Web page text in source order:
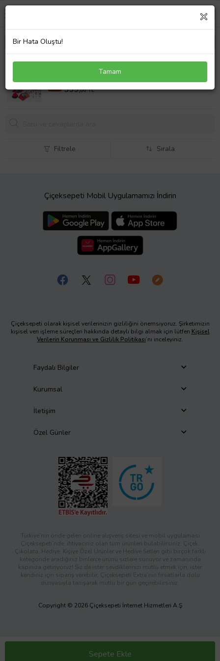
Dedektif Akıl Zeka Oyunu Dikkat Görsel Algı
Refleks Geliştirme
%13 459,00 TL
399,00 TL
Sepete Ekle
Filtrele Sırala
Çiçeksepeti Mobil Uygulamamızı İndirin
Çiçeksepeti olarak kişisel verilerinizin gizliliğini önemsiyoruz. Şirketimizin
kişisel veri işleme süreçleri hakkında detaylı bilgi almak için lütfen Kişisel
Verilerin Korunması ve Gizlilik Politikası’nı inceleyiniz.
Faydalı Bilgiler
Kurumsal
İletişim
Özel Günler
Türkiye’nin önde gelen online alışveriş sitesi ve mobil uygulaması
Çiçeksepeti’nde, ihtiyacınız olan tüm ürünleri bulabilirsiniz. Çiçek,
Çikolata, Hediye, Kişiye Özel Ürünler ve Hediye Setleri gibi birçok farklı
kategoride aradığınız binlerce ürünü sizlere sunuyor ve zamanında
kapınıza getiriyoruz! Siz de ister sevdiklerinizi mutlu etmek için, ister
kendiniz için sipariş verebilir; Çiçeksepeti Extra’nın fırsatlarla dolu
dünyasıyla tanışarak mutlu bir gün geçirebilirsiniz.
Copyright © 2026 Çiçeksepeti İnternet Hizmetleri A.Ş
Bir Hata Oluştu!
Tamam